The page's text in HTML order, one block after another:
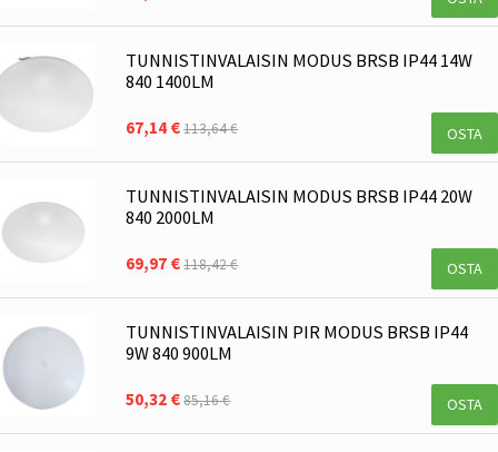
TUNNISTINVALAISIN MODUS BRSB IP44 14W
840 1400LM
67,14 €113,64 € OSTA
TUNNISTINVALAISIN MODUS BRSB IP44 20W
840 2000LM
69,97 €118,42 € OSTA
TUNNISTINVALAISIN PIR MODUS BRSB IP44
9W 840 900LM
50,32 €85,16 € OSTA